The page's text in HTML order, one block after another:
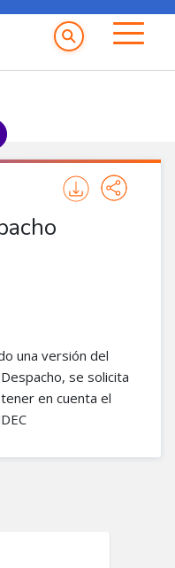
principal
una versión del
se solicita
en cuenta el